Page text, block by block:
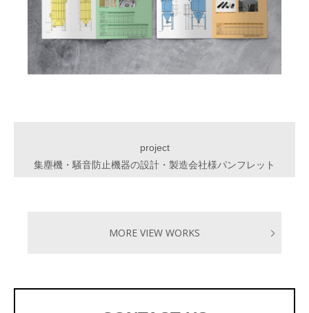
project
集塵機・騒音防止機器の設計・製造会社様パンフレット
MORE VIEW WORKS